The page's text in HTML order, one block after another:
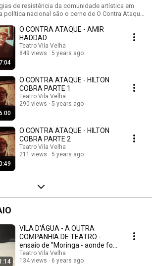
de resistência da comunidade artística em
política nacional são o cerne de O Contra Ataque.
as pautas historicamente defendidas pelo
que não poderia ser diferente uma vez que
somos seres políticos e somos seres políticos
O CONTRA ATAQUE - AMIR
HADDAD
Teatro Vila Velha
849 views
5 years ago
O CONTRA ATAQUE - HILTON
COBRA PARTE 1
Teatro Vila Velha
290 views
5 years ago
O CONTRA ATAQUE - HILTON
COBRA PARTE 2
Teatro Vila Velha
211 views
5 years ago
VILA D'ÁGUA - A OUTRA
COMPANHIA DE TEATRO -
ensaio de "Moringa - aonde foi
o Rio?" - 2009
Teatro Vila Velha
134 views
6 years ago